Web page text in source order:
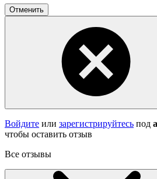
Отменить
Войдите или зарегистрируйтесь под
чтобы оставить отзыв
Все отзывы